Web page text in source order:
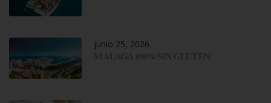
junio 25, 2026
MÁLAGA 100% SIN GLUTEN